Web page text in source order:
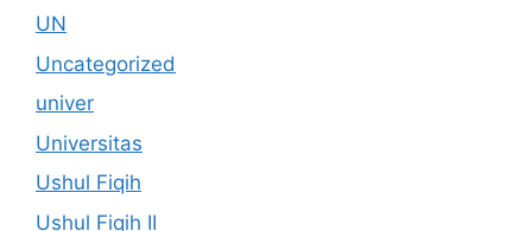
UN
Uncategorized
univer
Universitas
Ushul Fiqih
Ushul Fiqih II